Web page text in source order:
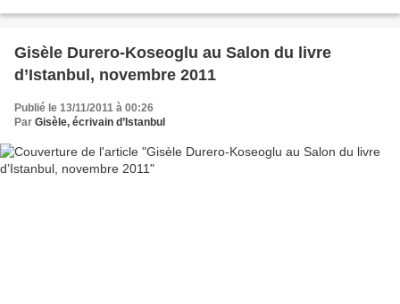
Gisèle Durero-Koseoglu au Salon du livre
d’Istanbul, novembre 2011
Publié le 13/11/2011 à 00:26
Par Gisèle, écrivain d’Istanbul